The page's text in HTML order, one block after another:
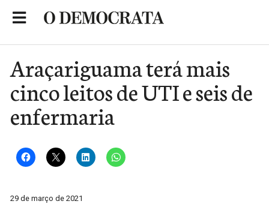
Araçariguama terá mais
cinco leitos de UTI e seis de
enfermaria
29 de março de 2021